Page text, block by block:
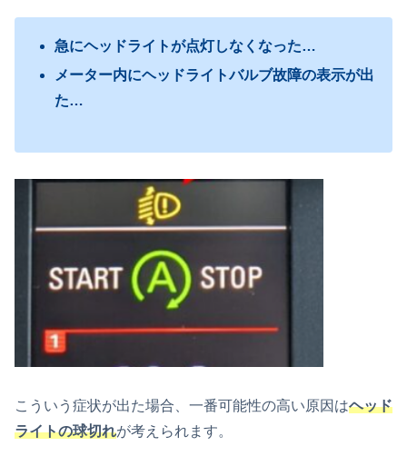
急にヘッドライトが点灯しなくなった…
メーター内にヘッドライトバルブ故障の表示が出
た…
こういう症状が出た場合、一番可能性の高い原因はヘッド
ライトの球切れが考えられます。